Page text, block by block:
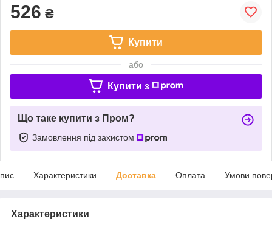
526 ₴
Купити
або
Купити з
Що таке купити з Пром?
Замовлення під захистом
Характеристики Доставка Оплата Умови
Характеристики